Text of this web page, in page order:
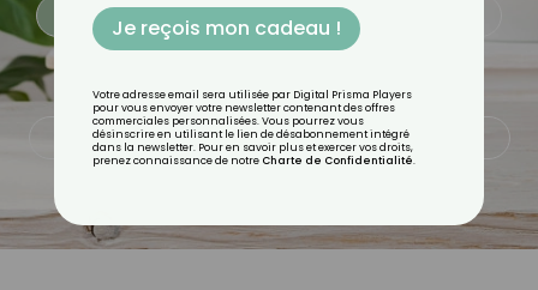
BEAUTÉ BIEN-ÊTRE
QUOTIDIEN RECETTES
Je reçois mon cadeau !
Votre adresse email sera utilisée par Digital Prisma Players
pour vous envoyer votre newsletter contenant des offres
commerciales personnalisées. Vous pourrez vous
désinscrire en utilisant le lien de désabonnement intégré
dans la newsletter. Pour en savoir plus et exercer vos droits,
prenez connaissance de notre Charte de Confidentialité.